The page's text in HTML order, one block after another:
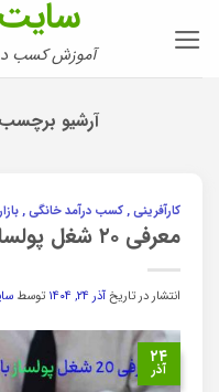
آموزش کسب
آرشیو
کارآفرینی , کسب درآمد خانگی ,
معرفی ۲۰ شغل پولساز با سرمایه کم در ایران
انتشار در تاریخآذر ۲۴, ۱۴۰۴ توسط
۲۴
آذر